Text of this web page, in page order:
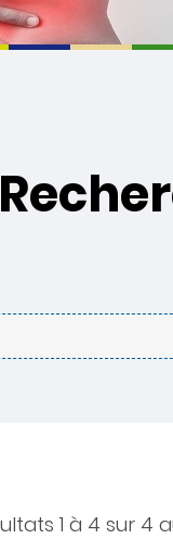
1 à 4 sur 4